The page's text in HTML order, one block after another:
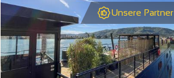
Unsere Partner